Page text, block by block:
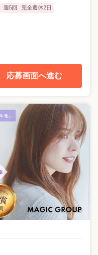
週5回
完全週休2日
応募画面へ進む